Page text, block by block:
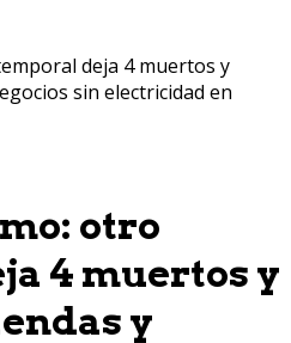
deja 4 muertos y
sin electricidad en
otro
4 muertos y
y